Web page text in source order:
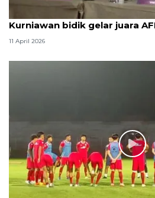
Kurniawan bidik gelar juara
11 April 2026